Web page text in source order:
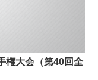
権大会（第40回全